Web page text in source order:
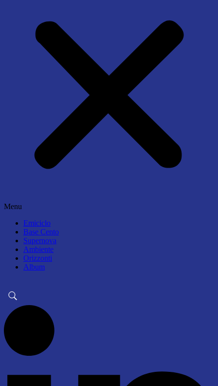
Menu
Emiciclo
Base Cento
Supernova
Ambiente
Orizzonti
Album